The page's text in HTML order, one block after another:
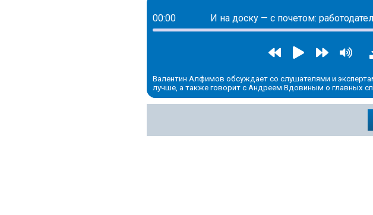
00:00 И на доску — с почетом:
Валентин Алфимов обсуждает со слушателями и
лучше, а также говорит с Андреем Вдовиным о главных